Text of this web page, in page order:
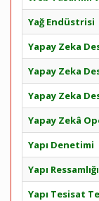
Yağ Endüstrisi
Yapay Zeka
Yapay Zeka
Yapay Zeka
Yapay Zekâ
Yapı Denetimi
Yapı Ressamlığı
Yapı Tesisat